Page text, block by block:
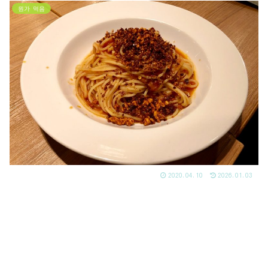
뭔가 먹음
2020.04.10 2026.01.03